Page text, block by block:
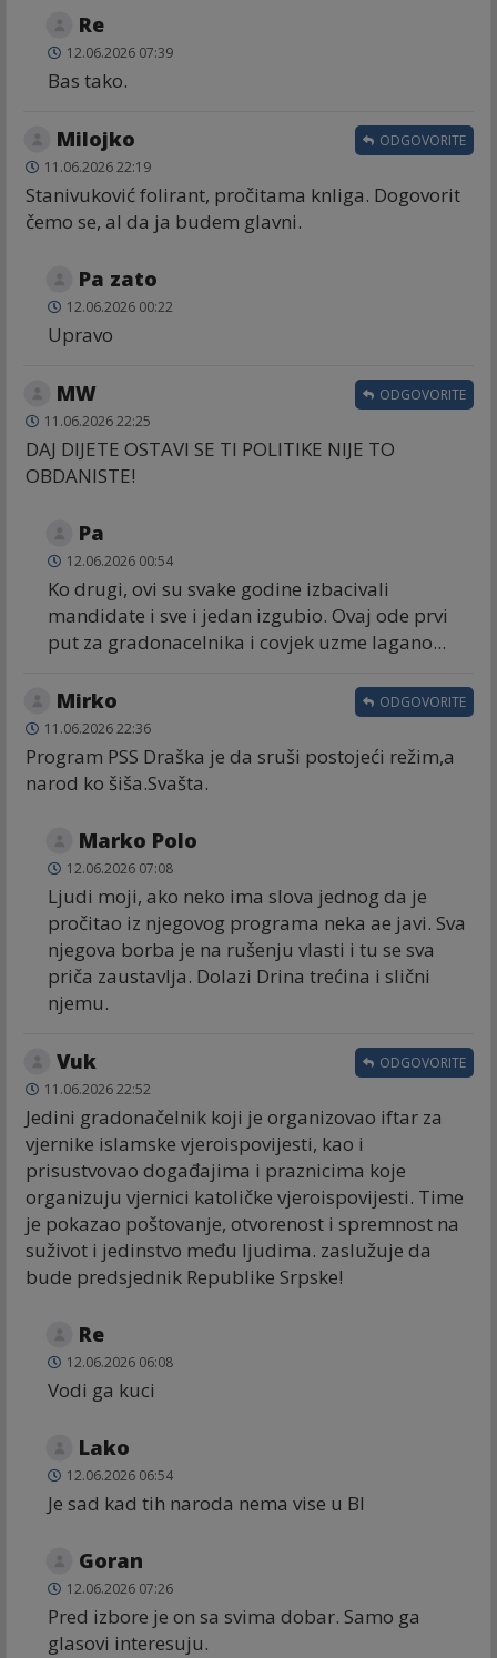
Re
12.06.2026 07:39
Bas tako.
Milojko
11.06.2026 22:19
Stanivuković folirant, pročitama knliga. Dogovorit
čemo se, al da ja budem glavni.
ODGOVORITE
Pa zato
12.06.2026 00:22
Upravo
MW
11.06.2026 22:25
DAJ DIJETE OSTAVI SE TI POLITIKE NIJE TO
OBDANISTE!
ODGOVORITE
Pa
12.06.2026 00:54
Ko drugi, ovi su svake godine izbacivali
mandidate i sve i jedan izgubio. Ovaj ode prvi
put za gradonacelnika i covjek uzme lagano...
Mirko
11.06.2026 22:36
Program PSS Draška je da sruši postojeći režim,a
narod ko šiša.Svašta.
ODGOVORITE
Marko Polo
12.06.2026 07:08
Ljudi moji, ako neko ima slova jednog da je
pročitao iz njegovog programa neka ae javi. Sva
njegova borba je na rušenju vlasti i tu se sva
priča zaustavlja. Dolazi Drina trećina i slični
njemu.
Vuk
11.06.2026 22:52
Jedini gradonačelnik koji je organizovao iftar za
vjernike islamske vjeroispovijesti, kao i
prisustvovao događajima i praznicima koje
organizuju vjernici katoličke vjeroispovijesti. Time
je pokazao poštovanje, otvorenost i spremnost na
suživot i jedinstvo među ljudima. zaslužuje da
bude predsjednik Republike Srpske!
ODGOVORITE
Re
12.06.2026 06:08
Vodi ga kuci
Lako
12.06.2026 06:54
Je sad kad tih naroda nema vise u Bl
Goran
12.06.2026 07:26
Pred izbore je on sa svima dobar. Samo ga
glasovi interesuju.